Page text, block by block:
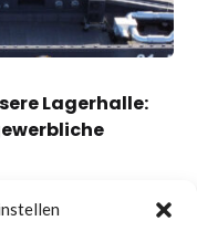
Lagerhalle: